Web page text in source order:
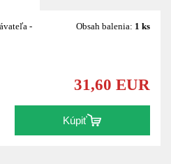
-
Obsah balenia: 1 ks
31,60 EUR
Kúpiť